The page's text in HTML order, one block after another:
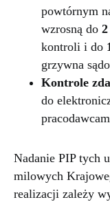
powtórnym
wzrosną do
kontroli i do
grzywna
Kontrole
do
Nadanie PIP tych
milowych
realizacji zależy